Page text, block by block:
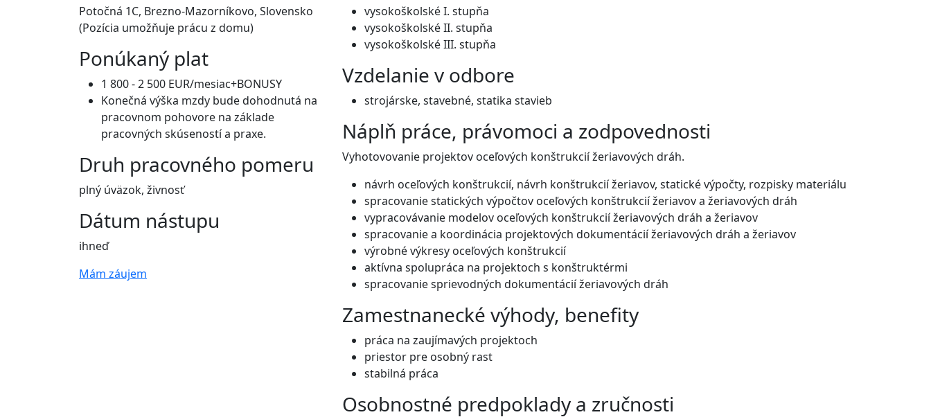
Potočná 1C, Brezno-Mazorníkovo, Slovensko
(Pozícia umožňuje prácu z domu)
Ponúkaný plat
1 800 - 2 500 EUR/mesiac+BONUSY
Konečná výška mzdy bude dohodnutá na
pracovnom pohovore na základe
pracovných skúseností a praxe.
Druh pracovného pomeru
plný úväzok, živnosť
Dátum nástupu
ihneď
Mám záujem
vysokoškolské I. stupňa
vysokoškolské II. stupňa
vysokoškolské III. stupňa
Vzdelanie v odbore
strojárske, stavebné, statika stavieb
Náplň práce, právomoci a zodpovednosti
Vyhotovovanie projektov oceľových konštrukcií žeriavových dráh.
návrh oceľových konštrukcií, návrh konštrukcií žeriavov, statické výpočty, rozpisky materiálu
spracovanie statických výpočtov oceľových konštrukcií žeriavov a žeriavových dráh
vypracovávanie modelov oceľových konštrukcií žeriavových dráh a žeriavov
spracovanie a koordinácia projektových dokumentácií žeriavových dráh a žeriavov
výrobné výkresy oceľových konštrukcií
aktívna spolupráca na projektoch s konštruktérmi
spracovanie sprievodných dokumentácií žeriavových dráh
Zamestnanecké výhody, benefity
práca na zaujímavých projektoch
priestor pre osobný rast
stabilná práca
Osobnostné predpoklady a zručnosti